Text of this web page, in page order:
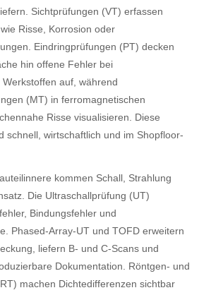
Sichtprüfungen (VT) erfassen
Risse, Korrosion oder
Eindringprüfungen (PT) decken
hin offene Fehler bei
auf, während
(MT) in ferromagnetischen
Risse visualisieren. Diese
schnell, wirtschaftlich und im Shopfloor-
kommen Schall, Strahlung
Die Ultraschallprüfung (UT)
Bindungsfehler und
Phased-Array-UT und TOFD erweitern
liefern B- und C-Scans und
Dokumentation. Röntgen- und
machen Dichtedifferenzen sichtbar